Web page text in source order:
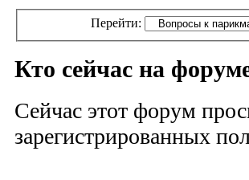
Перейти:
Кто сейчас на
Сейчас этот форум
зарегистрированных